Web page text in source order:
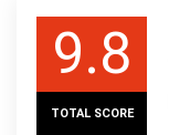
9.8
TOTAL SCORE